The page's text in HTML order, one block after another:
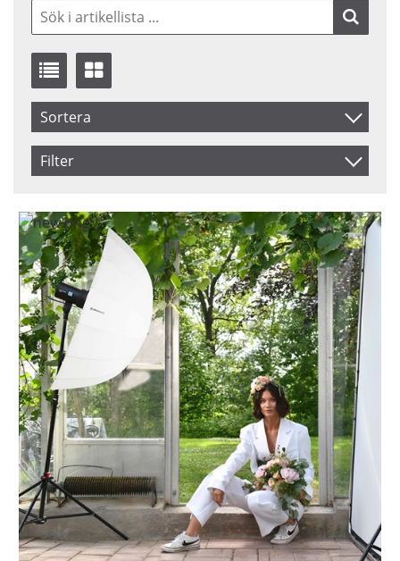
Sortera
Benämning
Filter
Pris
I lager
Ej i lager